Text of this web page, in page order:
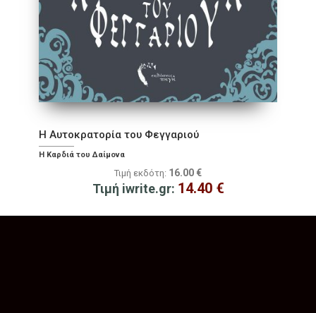
Η Αυτοκρατορία του Φεγγαριού
Η Καρδιά του Δαίμονα
Τιμή εκδότη: 16.00 €
Τιμή iwrite.gr: 14.40 €